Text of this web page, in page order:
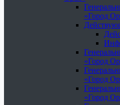
«Город
«Город
«Город
«Город